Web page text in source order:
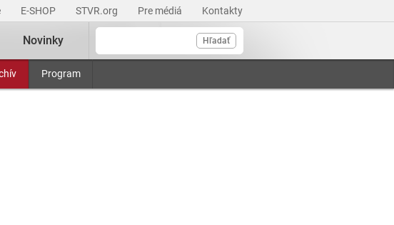
E-SHOP STVR.org Pre médiá Kontakty
Hľadať
Program
Novinky